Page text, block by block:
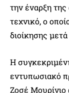
την έναρξη
τεχνικό, ο
διοίκησης
Η
εντυπωσιακό
Ζοσέ Μουρίνιο